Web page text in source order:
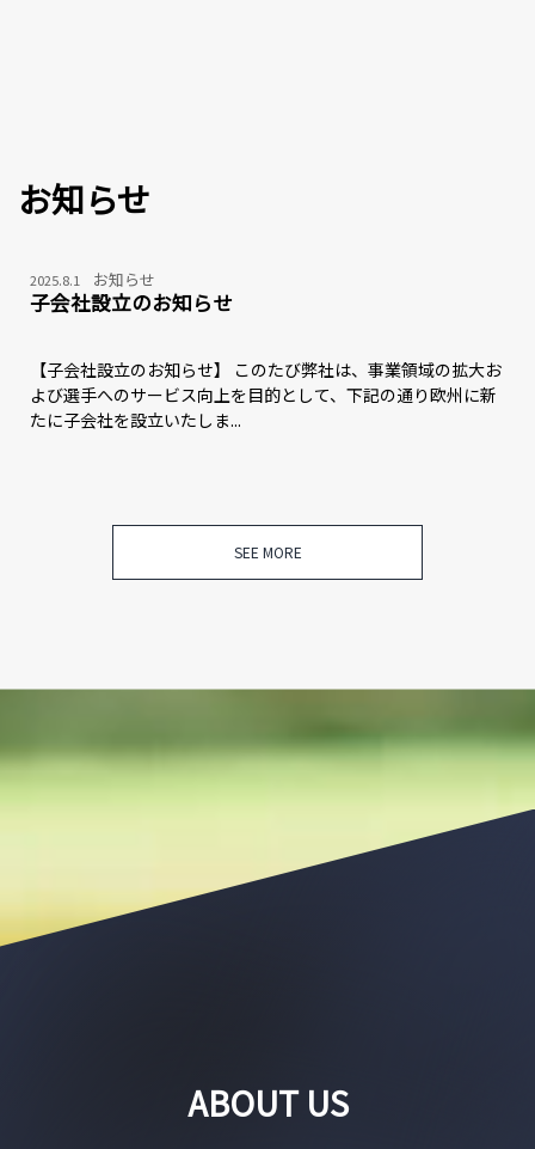
お知らせ
2025.8.1 お知らせ
子会社設立のお知らせ
【子会社設立のお知らせ】 このたび弊社は、事業領域の拡大お
よび選手へのサービス向上を目的として、下記の通り欧州に新
たに子会社を設立いたしま...
SEE MORE
ABOUT US